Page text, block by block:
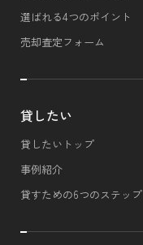
選ばれる4つのポイント
売却査定フォーム
貸したい
貸したいトップ
事例紹介
貸すための6つのステップ